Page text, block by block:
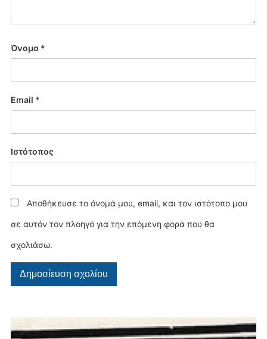
Όνομα *
Email *
Ιστότοπος
Αποθήκευσε το όνομά μου, email, και τον ιστότοπο μου
σε αυτόν τον πλοηγό για την επόμενη φορά που θα
σχολιάσω.